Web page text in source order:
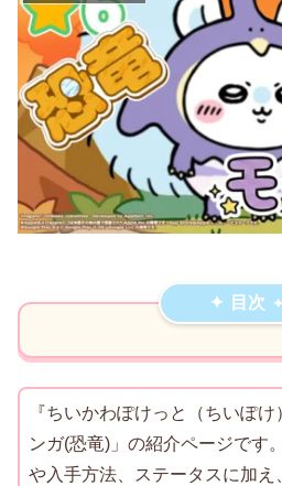
目次
『ちいかわぽけっと（ちいぽ
ンガ(恐竜)」の紹介ページです
や入手方法、ステータスに加